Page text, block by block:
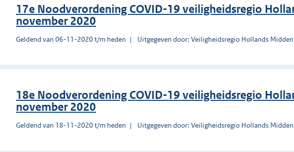
17e Noodverordening COVID-19 veiligheidsregio
november 2020
Geldend van 06-11-2020 t/m heden Uitgegeven door: Veiligheidsregio Hollands Midden
18e Noodverordening COVID-19 veiligheidsregio
november 2020
Geldend van 18-11-2020 t/m heden Uitgegeven door: Veiligheidsregio Hollands Midden